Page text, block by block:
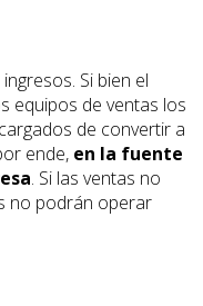
Si bien el
equipos de ventas los
de convertir a
ende, en la fuente
. Si las ventas no
no podrán operar